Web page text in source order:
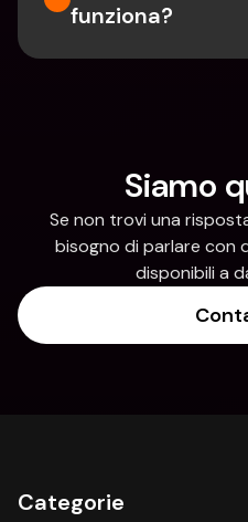
funziona?
Siamo
Se non trovi una
bisogno di parlare con
disponibili a
Categorie